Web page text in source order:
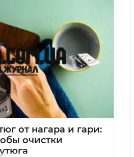
от нагара и гари:
очистки